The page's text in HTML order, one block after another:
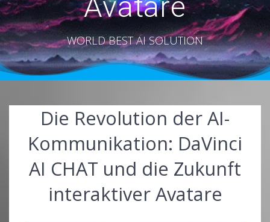
WORLD BEST AI SOLUTION
Die Revolution der AI-
Kommunikation: DaVinci
AI CHAT und die Zukunft
interaktiver Avatare